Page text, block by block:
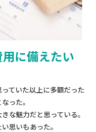
に備えたい
ていた以上に多額だった
った。
な魅力だと思っている。
思いもあった。